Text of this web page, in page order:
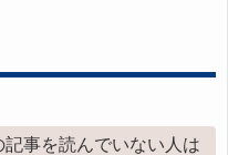
記事を読んでいない人は